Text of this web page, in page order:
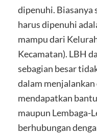
dipenuhi. Biasanya
harus dipenuhi
mampu dari
Kecamatan). LBH
sebagian besar
dalam
mendapatkan
maupun Lembaga-
berhubungan